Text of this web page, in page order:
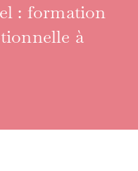
: formation
à